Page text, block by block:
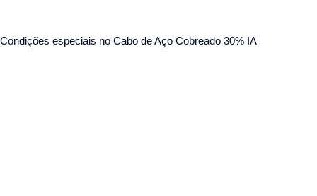
Condições especiais no Cabo de Aço Cobreado 30% IA